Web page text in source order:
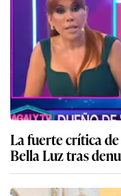
La fuerte crítica
Bella Luz tras